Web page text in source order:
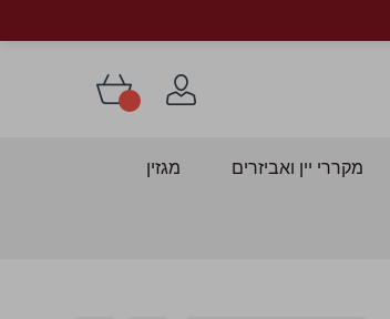
מקררי יין ואביזרים מגזין